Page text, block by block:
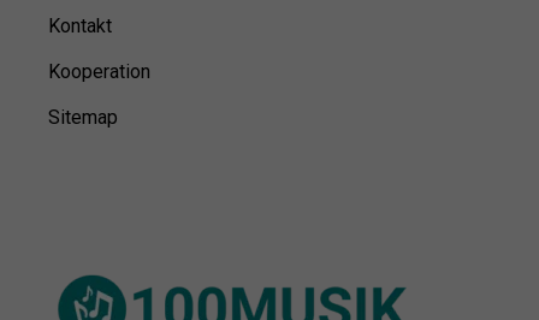
Kontakt
Kooperation
Sitemap